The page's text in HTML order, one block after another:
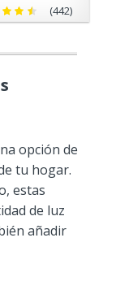
(442)
opción de
tu hogar.
estas
de luz
añadir